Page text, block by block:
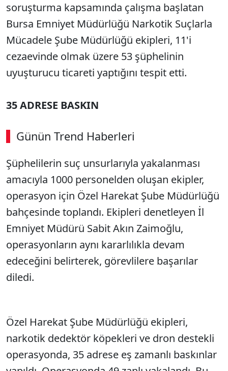
soruşturma kapsamında çalışma başlatan
Bursa Emniyet Müdürlüğü Narkotik Suçlarla
Mücadele Şube Müdürlüğü ekipleri, 11'i
cezaevinde olmak üzere 53 şüphelinin
uyuşturucu ticareti yaptığını tespit etti.
35 ADRESE BASKIN
Günün Trend Haberleri
SÖZCÜ SON DAKİKA
Şüphelilerin suç unsurlarıyla yakalanması
amacıyla 1000 personelden oluşan ekipler,
operasyon için Özel Harekat Şube Müdürlüğü
bahçesinde toplandı. Ekipleri denetleyen İl
Emniyet Müdürü Sabit Akın Zaimoğlu,
operasyonların aynı kararlılıkla devam
edeceğini belirterek, görevlilere başarılar
diledi.
Özel Harekat Şube Müdürlüğü ekipleri,
narkotik dedektör köpekleri ve dron destekli
operasyonda, 35 adrese eş zamanlı baskınlar